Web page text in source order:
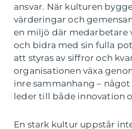
ansvar. När kulturen
värderingar och
en miljö där medarbetare
och bidra med sin fulla
att styras av siffror och
organisationen växa
inre sammanhang –
leder till både innovation
En stark kultur uppstår